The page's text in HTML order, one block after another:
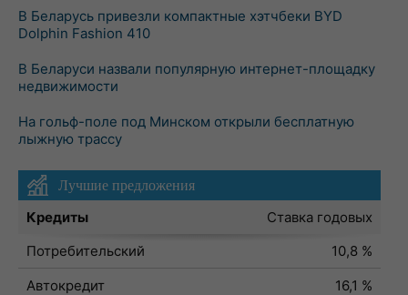
В Беларусь привезли компактные хэтчбеки BYD
Dolphin Fashion 410
В Беларуси назвали популярную интернет-площадку
недвижимости
На гольф-поле под Минском открыли бесплатную
лыжную трассу
Лучшие предложения
Кредиты
Ставка годовых
Потребительский
10,8 %
Автокредит
16,1 %